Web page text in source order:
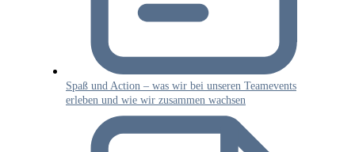
Spaß und Action – was wir bei unseren Teamevents
erleben und wie wir zusammen wachsen